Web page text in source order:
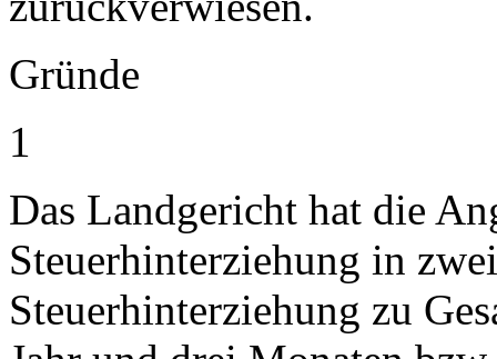
Gründe
1
Das Landgericht hat die
Steuerhinterziehung in
Steuerhinterziehung zu